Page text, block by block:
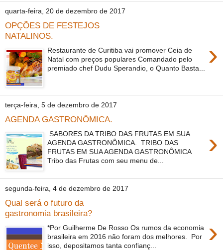
quarta-feira, 20 de dezembro de 2017
OPÇÕES DE FESTEJOS
NATALINOS.
›
Restaurante de Curitiba vai promover Ceia de
Natal com preços populares Comandado pelo
premiado chef Dudu Sperandio, o Quanto Basta...
terça-feira, 5 de dezembro de 2017
AGENDA GASTRONÔMICA.
›
SABORES DA TRIBO DAS FRUTAS EM SUA
AGENDA GASTRONÔMICA. TRIBO DAS
FRUTAS EM SUA AGENDA GASTRONÔMICA
Tribo das Frutas com seu menu de...
segunda-feira, 4 de dezembro de 2017
Qual será o futuro da
gastronomia brasileira?
›
*Por Guilherme De Rosso Os rumos da economia
brasileira em 2016 não foram dos melhores. Por
isso, depositamos tanta confianç...